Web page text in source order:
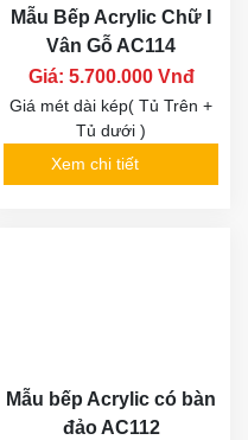
Mẫu Bếp Acrylic Chữ I
Vân Gỗ AC114
Giá: 5.700.000 Vnđ
Giá mét dài kép( Tủ Trên +
Tủ dưới )
Xem chi tiết
Mẫu bếp Acrylic có bàn
đảo AC112